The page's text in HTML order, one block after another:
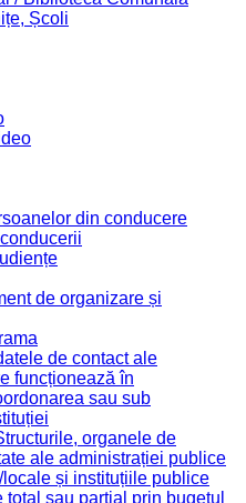
Școli
din conducere
de organizare și
de contact ale
funcționează în
sau sub
organele de
ale administrației publice
locale și instituțiile publice
total sau parțial prin bugetul